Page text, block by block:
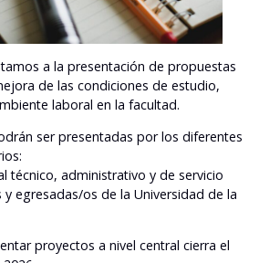
a la presentación de propuestas
de las condiciones de estudio,
laboral en la facultad.
ser presentadas por los diferentes
técnico, administrativo y de servicio
y egresadas/os de la Universidad de la
proyectos a nivel central cierra el